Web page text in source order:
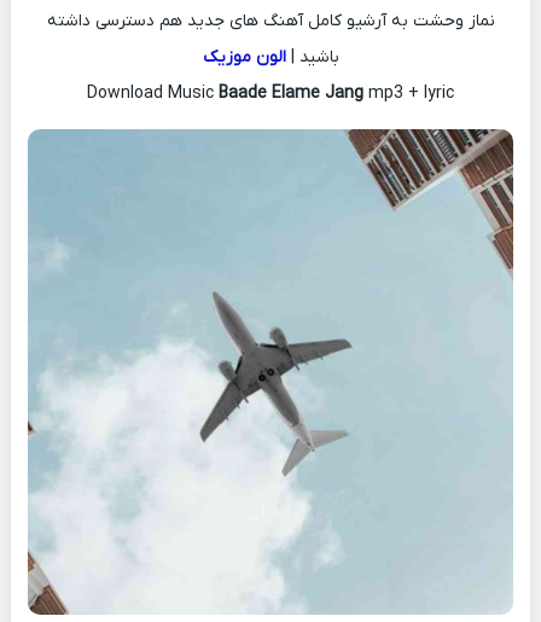
نماز وحشت به آرشیو کامل آهنگ های جدید هم دسترسی داشته
باشید |الون موزیک
Download Music Baade Elame Jang mp3 + lyric